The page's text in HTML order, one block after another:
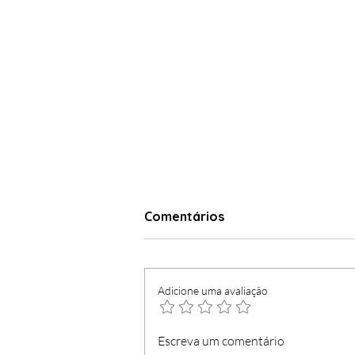
Lojas 'Marítimo' passam a
Comentários
Adicione uma avaliação
Escreva um comentário